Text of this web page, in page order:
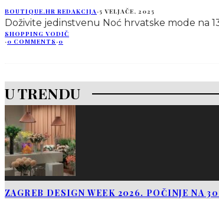
BOUTIQUE.HR REDAKCIJA·5 VELJAČE, 2025
Doživite jedinstvenu Noć hrvatske mode na
SHOPPING VODIČ
·0 COMMENTS ·0
U TRENDU
ZAGREB DESIGN WEEK 2026. POČINJE NA